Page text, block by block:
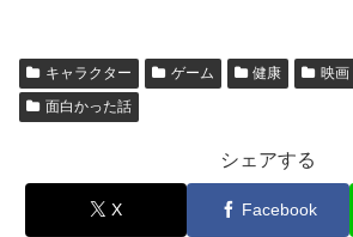
キャラクター ゲーム 健康 映画
面白かった話
シェアする
X Facebook